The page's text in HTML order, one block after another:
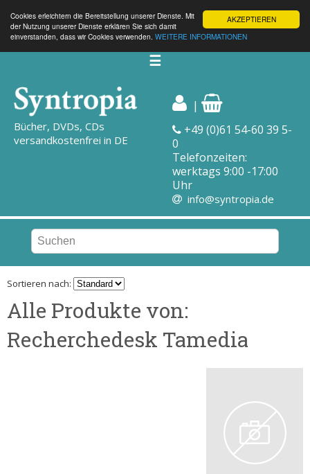
AKZEPTIEREN
Cookies erleichtern die Bereitstellung unserer Dienste. Mit
der Nutzung unserer Dienste erklären Sie sich damit
einverstanden, dass wir Cookies verwenden. WEITERE INFORMATIONEN
☰
Bücher, DVDs, CDs
versandkostenfrei in DE
|
+49 (0)61 54-60 39 5-
0
Telefonzeiten:
werktags 9:00 -17:00
Uhr
info@syntropia.de
Sortieren nach:
Alle Produkte von:
Recherchedesk Tamedia